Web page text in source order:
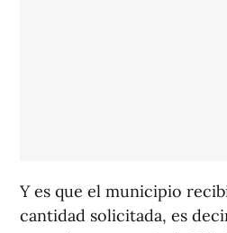
Y es que el municipio
cantidad solicitada, es